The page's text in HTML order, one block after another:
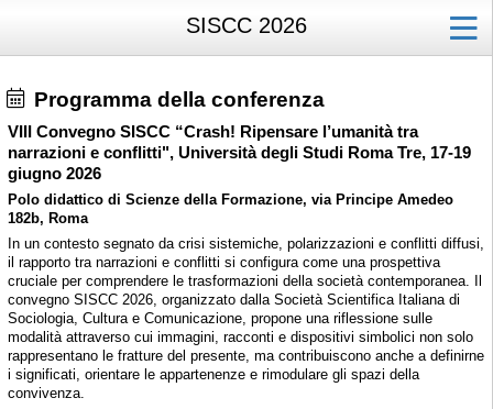
SISCC 2026
Programma della conferenza
VIII Convegno SISCC “Crash! Ripensare l’umanità tra
narrazioni e conflitti", Università degli Studi Roma Tre, 17-19
giugno 2026
Polo didattico di Scienze della Formazione, via Principe Amedeo
182b, Roma
In un contesto segnato da crisi sistemiche, polarizzazioni e conflitti diffusi,
il rapporto tra narrazioni e conflitti si configura come una prospettiva
cruciale per comprendere le trasformazioni della società contemporanea. Il
convegno SISCC 2026, organizzato dalla Società Scientifica Italiana di
Sociologia, Cultura e Comunicazione, propone una riflessione sulle
modalità attraverso cui immagini, racconti e dispositivi simbolici non solo
rappresentano le fratture del presente, ma contribuiscono anche a definirne
i significati, orientare le appartenenze e rimodulare gli spazi della
convivenza.